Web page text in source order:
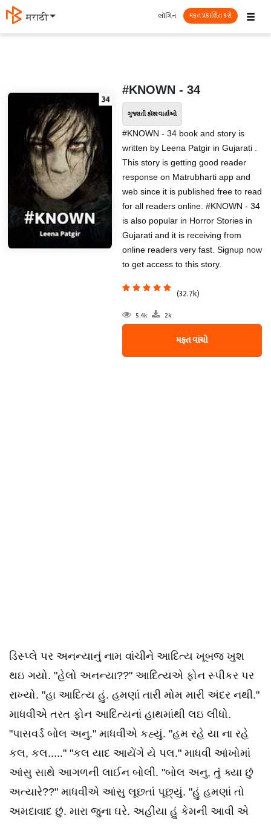
मराठी ☰
લૉગિન મફત પ્રકાશિત કરો
#KNOWN - 34
ગુજરાતી હૉરર વાર્તાઓ
#KNOWN - 34 book and story is
written by Leena Patgir in Gujarati .
This story is getting good reader
response on Matrubharti app and
web since it is published free to read
for all readers online. #KNOWN - 34
is also popular in Horror Stories in
Gujarati and it is receiving from
online readers very fast. Signup now
to get access to this story.
(32.7k)
5.4k 2k
મફત વાંચો
ડિસ્પ્લે પર અનન્યાનું નામ વાંચીને આદિત્ય ખૂબજ ખુશ
થઇ ગયો. "હેલો અનન્યા??" આદિત્યએ ફોન સ્પીકર પર
રાખ્યો. "હા આદિત્ય હું. હમણાં તારી મોમ મારી અંદર નથી."
માધવીએ તરત ફોન આદિત્યનાં હાથમાંથી લઇ લીધો.
"પાસવર્ડ બોલ અનુ." માધવીએ કહ્યું. "હમ રહે યા ના રહે
કલ, કલ....." "કલ યાદ આયેંગે યે પલ." માધવી આંખોમાં
આંસુ સાથે આગળની લાઈન બોલી. "બોલ અનુ, તું ક્યા છું
અત્યારે??" માધવીએ આંસુ લૂછતાં પૂછ્યું. "હું હમણાં તો
અમદાવાદ છું. મારા જુના ઘરે. અહીંયા હું કેમની આવી એ